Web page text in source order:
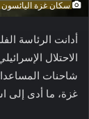
سكان غزة
أدانت الرئاسة
الاحتلال
شاحنات
غزة، ما أدى إلى